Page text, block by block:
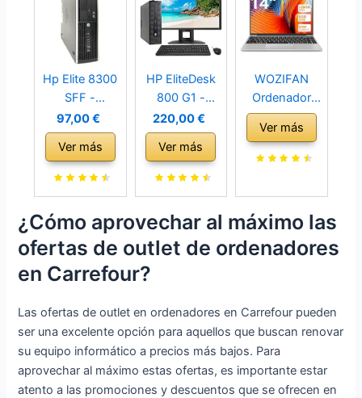
Hp Elite 8300
SFF -
Ordenador de
sobremesa
(Intel Core i5-
3470, 3.2
SSD de 240GB
+ 500GB HDD,
Windows 10
(Reacondicion
ado)
97,00 €
Ver más
HP EliteDesk
800 G1 -
Ordenador de
sobremesa +
TFT 23'' (Intel
Core i5-4570,
SSD 240GB +
500GB HDD,
Windows 10
(Reacondicion
ado)
220,00 €
Ver más
WOZIFAN
Ordenador
Portátil 14´´
Win11 128GB
Expansión
Portátiles PC
2.4G+5G WiFi
inalambrico &
Pegatinas
Teclado
Español-Plata
Ver más
¿Cómo aprovechar al máximo las
ofertas de outlet de ordenadores
en Carrefour?
Las ofertas de outlet en ordenadores en Carrefour pueden
ser una excelente opción para aquellos que buscan renovar
su equipo informático a precios más bajos. Para
aprovechar al máximo estas ofertas, es importante estar
atento a las promociones y descuentos que se ofrecen en